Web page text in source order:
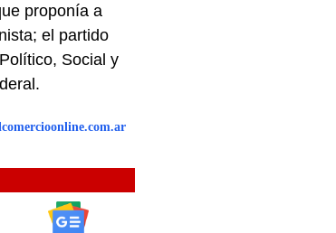
proponía a
el partido
Social y